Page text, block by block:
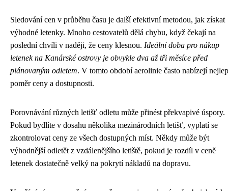
Sledování cen v průběhu času je další efektivní metodou, jak získat
výhodné letenky. Mnoho cestovatelů dělá chybu, když čekají na
poslední chvíli v naději, že ceny klesnou. Ideální doba pro nákup
letenek na Kanárské ostrovy je obvykle dva až tři měsíce před
plánovaným odletem. V tomto období aerolinie často nabízejí
poměr ceny a dostupnosti.
Porovnávání různých letišť odletu může přinést překvapivé úspory.
Pokud bydlíte v dosahu několika mezinárodních letišť, vyplatí se
zkontrolovat ceny ze všech dostupných míst. Někdy může být
výhodnější odletět z vzdálenějšího letiště, pokud je rozdíl v ceně
letenek dostatečně velký na pokrytí nákladů na dopravu.